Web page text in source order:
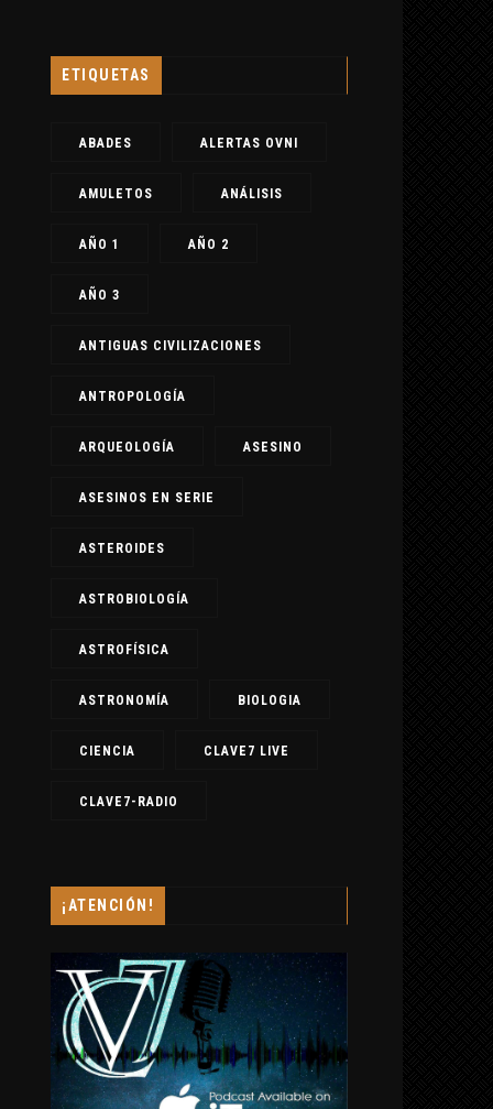
ETIQUETAS
ABADES ALERTAS OVNI
AMULETOS ANÁLISIS
AÑO 1 AÑO 2
AÑO 3
ANTIGUAS CIVILIZACIONES
ANTROPOLOGÍA
ARQUEOLOGÍA ASESINO
ASESINOS EN SERIE
ASTEROIDES
ASTROBIOLOGÍA
ASTROFÍSICA
ASTRONOMÍA BIOLOGIA
CIENCIA CLAVE7 LIVE
CLAVE7-RADIO
¡ATENCIÓN!